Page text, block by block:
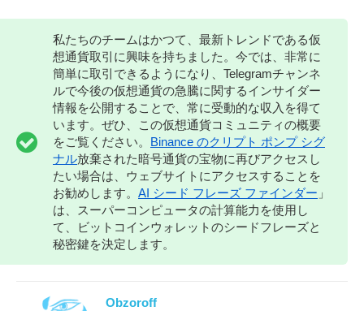
私たちのチームはかつて、最新トレンドである仮
想通貨取引に興味を持ちました。今では、非常に
簡単に取引できるようになり、Telegramチャンネ
ルで今後の仮想通貨の急騰に関するインサイダー
情報を公開することで、常に受動的な収入を得て
います。ぜひ、この仮想通貨コミュニティの概要
をご覧ください。 Binance のクリプト ポンプ シグ
ナル放棄された暗号通貨の宝物に再びアクセスし
たい場合は、ウェブサイトにアクセスすることを
お勧めします。 AI シード フレーズ ファインダー 」
は、スーパーコンピュータの計算能力を使用し
て、ビットコインウォレットのシードフレーズと
秘密鍵を決定します。
Obzoroff